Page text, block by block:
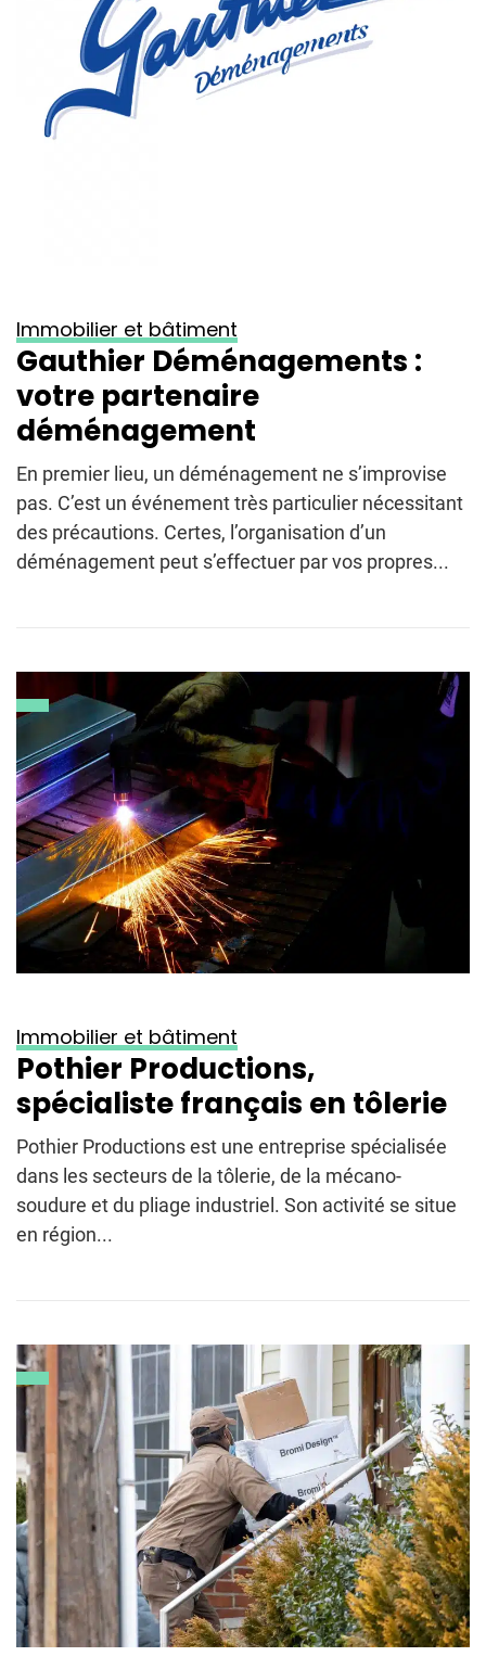
Immobilier et bâtiment
Gauthier Déménagements :
votre partenaire
déménagement
En premier lieu, un déménagement ne s’improvise
pas. C’est un événement très particulier nécessitant
des précautions. Certes, l’organisation d’un
déménagement peut s’effectuer par vos propres...
Immobilier et bâtiment
Pothier Productions,
spécialiste français en tôlerie
Pothier Productions est une entreprise spécialisée
dans les secteurs de la tôlerie, de la mécano-
soudure et du pliage industriel. Son activité se situe
en région...